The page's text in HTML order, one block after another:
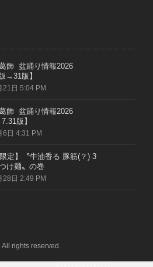
飾 盆踊り情報2026
→31版】
21日 5:04 PM
飾 盆踊り情報2026
版】
6日 4:31 PM
限定】〝牛油香る 豚筋(？) 3
け麺〟の巻
28日 2:49 PM
rights reserved.